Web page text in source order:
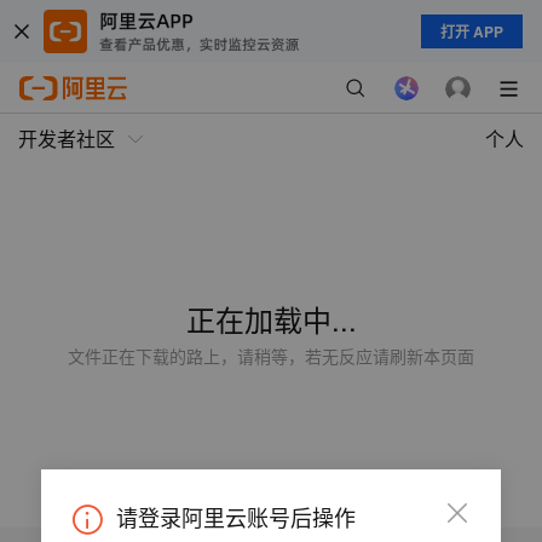
打开 APP
开发者社区 个人
正在加载中...
文件正在下载的路上，请稍等，若无反应请刷新本页面
请登录阿里云账号后操作